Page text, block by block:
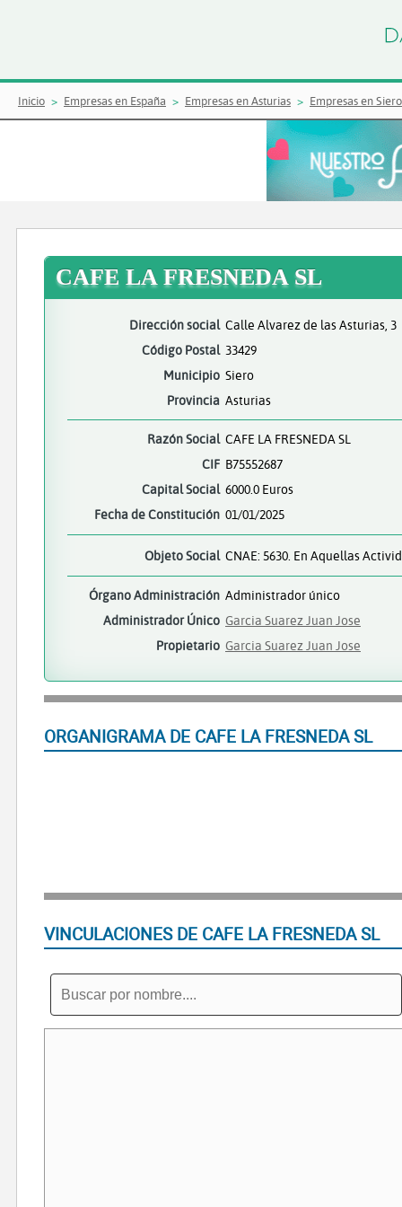
Inicio Empresas en España Empresas en Asturias Empresas en Siero
CAFE LA FRESNEDA SL
Dirección social Calle Alvarez de las Asturias, 3
Código Postal 33429
Municipio Siero
Provincia Asturias
Razón Social CAFE LA FRESNEDA SL
CIF B75552687
Capital Social 6000.0 Euros
Fecha de Constitución 01/01/2025
Objeto Social CNAE: 5630. En Aquellas
Órgano Administración Administrador único
Administrador Único Garcia Suarez Juan Jose
Propietario Garcia Suarez Juan Jose
ORGANIGRAMA DE CAFE LA FRESNEDA SL
VINCULACIONES DE CAFE LA FRESNEDA SL